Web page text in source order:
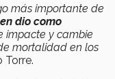
más importante de
dio como
impacte y cambie
mortalidad en los
Torre.